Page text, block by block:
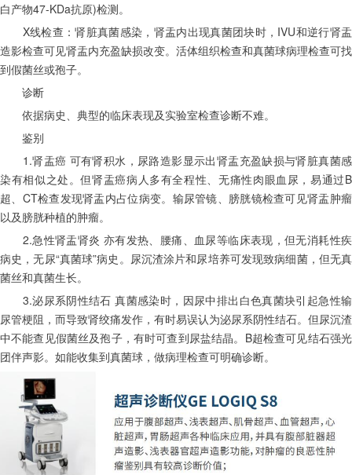
白产物47-KDa抗原)检测。
X线检查：肾脏真菌感染，肾盂内出现真菌团块时，IVU和逆行肾盂
造影检查可见肾盂内充盈缺损改变。活体组织检查和真菌球病理检查可找
到假菌丝或孢子。
诊断
依据病史、典型的临床表现及实验室检查诊断不难。
鉴别
1.肾盂癌 可有肾积水，尿路造影显示出肾盂充盈缺损与肾脏真菌感
染有相似之处。但肾盂癌病人多有全程性、无痛性肉眼血尿，易通过B
超、CT检查发现肾盂内占位病变。输尿管镜、膀胱镜检查可见肾盂肿瘤
以及膀胱种植的肿瘤。
2.急性肾盂肾炎 亦有发热、腰痛、血尿等临床表现，但无消耗性疾
病史，无尿“真菌球”病史。尿沉渣涂片和尿培养可发现致病细菌，但无真
菌丝和真菌生长。
3.泌尿系阴性结石 真菌感染时，因尿中排出白色真菌块引起急性输
尿管梗阻，而导致肾绞痛发作，有时易误认为泌尿系阴性结石。但尿沉渣
中不能查见假菌丝及孢子，有时可查到尿盐结晶。B超检查可见结石强光
团伴声影。如能收集到真菌球，做病理检查可明确诊断。